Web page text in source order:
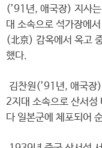
(’91년, 애국장) 지사
대 소속으로 석가장에
(北京) 감옥에서 옥고
했다.
김찬원(’91년, 애국장
2지대 소속으로 산서
다 일본군에 체포되어